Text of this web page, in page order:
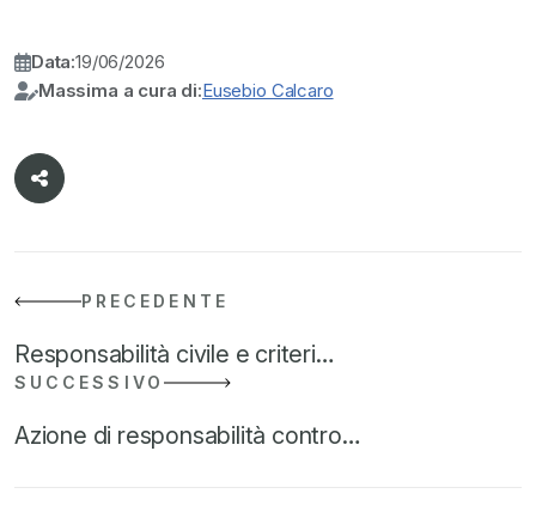
Data:19/06/2026
Massima a cura di:Eusebio Calcaro
PRECEDENTE
Responsabilità civile e criteri…
SUCCESSIVO
Azione di responsabilità contro…